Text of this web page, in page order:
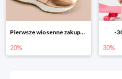
Pierwsze wiosenne zakupy -20%
20%
-
30%